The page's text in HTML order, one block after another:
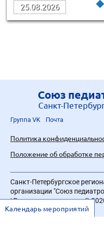
25.08.2026
Союз
Санкт-
Группа VK Почта
Политика
Положение об обработке
Санкт-Петербургское
организации "Союз
| Все права защищены ©
Календарь мероприятий